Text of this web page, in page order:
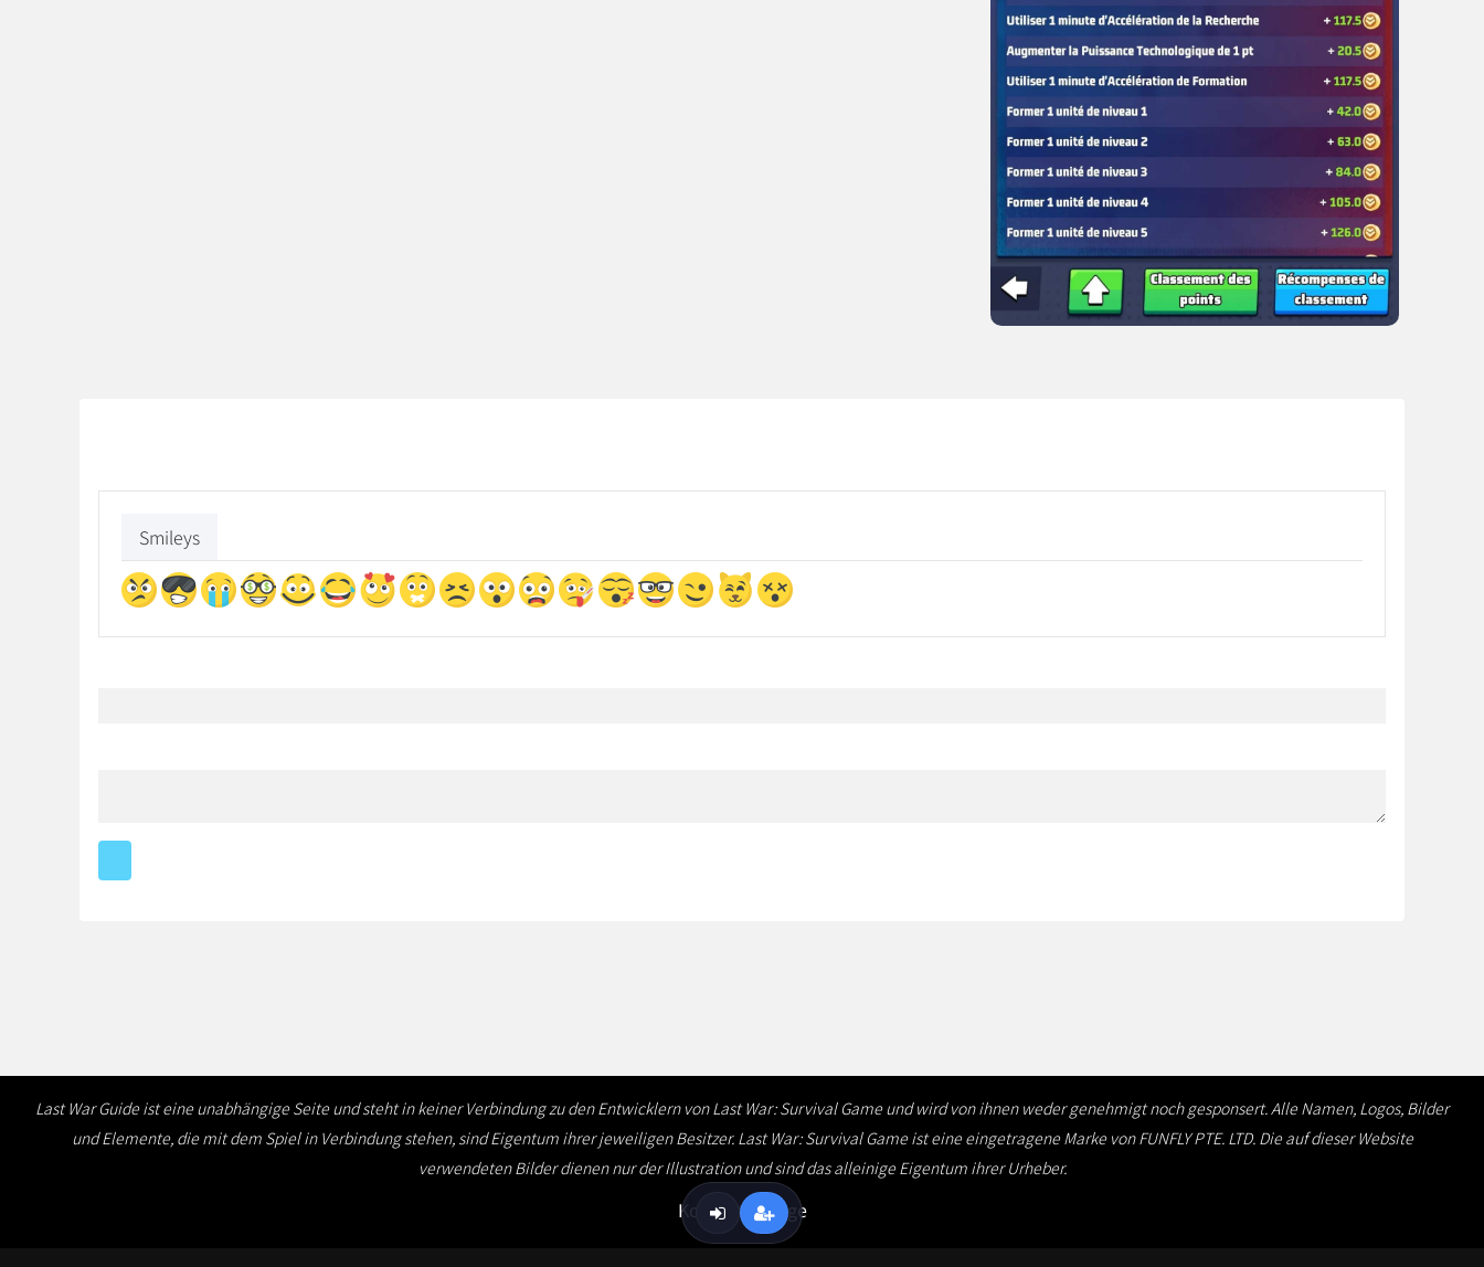
Smileys
Last War Guide ist eine unabhängige Seite und steht in keiner Verbindung zu den Entwicklern von Last War: Survival Game und wird von ihnen weder genehmigt noch gesponsert. Alle Namen, Logos, Bilder
und Elemente, die mit dem Spiel in Verbindung stehen, sind Eigentum ihrer jeweiligen Besitzer. Last War: Survival Game ist eine eingetragene Marke von FUNFLY PTE. LTD. Die auf dieser Website
verwendeten Bilder dienen nur der Illustration und sind das alleinige Eigentum ihrer Urheber.
Kontaktanfrage